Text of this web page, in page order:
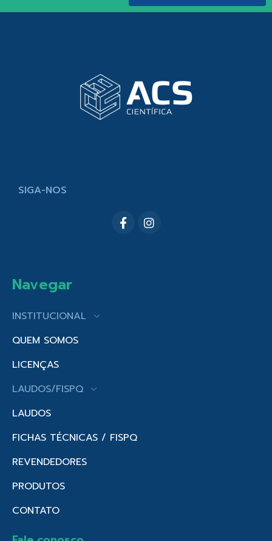
SIGA-NOS
Navegar
INSTITUCIONAL
QUEM SOMOS
LICENÇAS
LAUDOS/FISPQ
LAUDOS
FICHAS TÉCNICAS / FISPQ
REVENDEDORES
PRODUTOS
CONTATO